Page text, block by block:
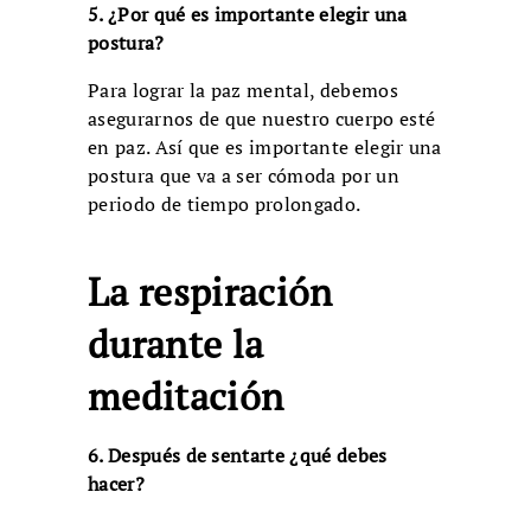
5. ¿Por qué es importante elegir una
postura?
Para lograr la paz mental, debemos
asegurarnos de que nuestro cuerpo esté
en paz. Así que es importante elegir una
postura que va a ser cómoda por un
periodo de tiempo prolongado.
La respiración
durante la
meditación
6. Después de sentarte ¿qué debes
hacer?